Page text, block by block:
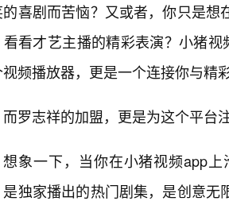
的喜剧而苦恼？又或者，你只是
看才艺主播的精彩表演？小猪
频播放器，更是一个连接你与精
而罗志祥的加盟，更是为这个平台
想象一下，当你在小猪视频app
是独家播出的热门剧集，是创意